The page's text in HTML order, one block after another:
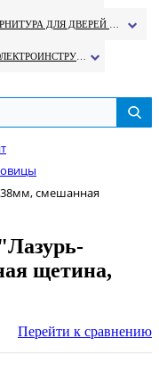
38мм, смешанная
щетина,
Перейти к сравнению